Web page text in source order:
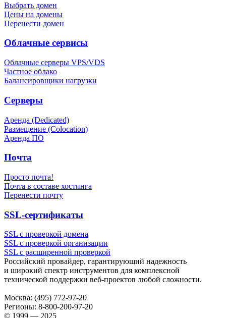
Выбрать домен
Цены на домены
Перенести домен
Облачные сервисы
Облачные серверы VPS/VDS
Частное облако
Балансировщики нагрузки
Серверы
Аренда (Dedicated)
Размещение (Colocation)
Аренда ПО
Почта
Просто почта!
Почта в составе хостинга
Перенести почту
SSL-сертификаты
SSL с проверкой домена
SSL с проверкой организации
SSL с расширенной проверкой
Российский провайдер, гарантирующий надежность
и широкий спектр инструментов для комплексной
технической поддержки веб-проектов любой сложности.
Москва: (495) 772-97-20
Регионы: 8-800-200-97-20
© 1999 — 2025